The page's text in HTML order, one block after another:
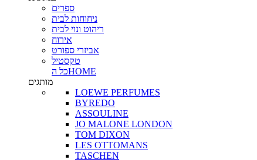
ספרים
ניחוחות לבית
ריהוט ונוי לבית
אירוח
אביזרי ספורט
טקסטיל
כל הHOME
מותגים
LOEWE PERFUMES
BYREDO
ASSOULINE
JO MALONE LONDON
TOM DIXON
LES OTTOMANS
TASCHEN